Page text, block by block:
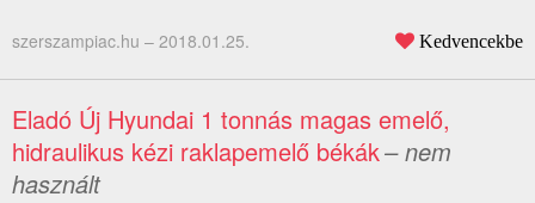
szerszampiac.hu – 2018.01.25. Kedvencekbe
Eladó Új Hyundai 1 tonnás magas emelő,
hidraulikus kézi raklapemelő békák– nem
használt